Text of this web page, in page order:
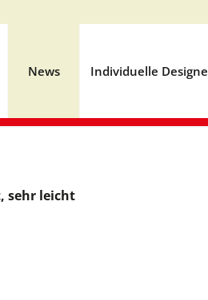
News Individuelle Designe
sehr leicht